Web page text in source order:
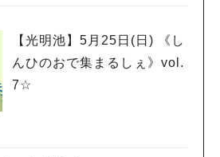
【光明池】5月25日(日) 《し
んひのおで集まるしぇ》vol.
7☆